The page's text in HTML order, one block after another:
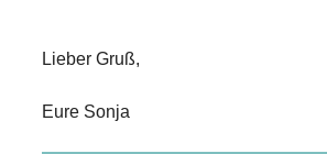
Lieber Gruß,
Eure Sonja